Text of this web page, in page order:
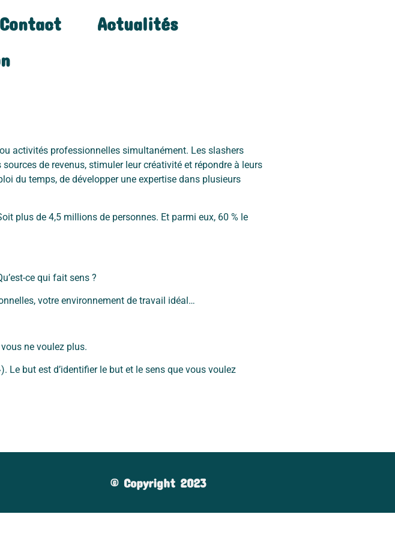
Contact
Actualités
activités professionnelles simultanément. Les slashers
de revenus, stimuler leur créativité et répondre à leurs
du temps, de développer une expertise dans plusieurs
plus de 4,5 millions de personnes. Et parmi eux, 60 % le
ce qui fait sens ?
votre environnement de travail idéal…
ne voulez plus.
Le but est d’identifier le but et le sens que vous voulez
© Copyright 2023